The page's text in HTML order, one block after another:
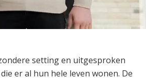
setting en uitgesproken
er al hun hele leven wonen. De